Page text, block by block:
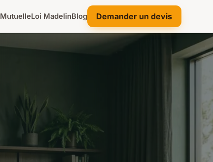
MutuelleLoi MadelinBlog Demander un devis